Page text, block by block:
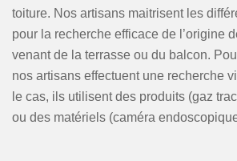
toiture. Nos artisans maitrisent les
pour la recherche efficace de l’origine
venant de la terrasse ou du balcon.
nos artisans effectuent une recherche
le cas, ils utilisent des produits (gaz
ou des matériels (caméra